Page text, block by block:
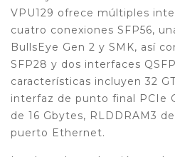
VPU129 ofrece múltiples
cuatro conexiones SFP56,
BullsEye Gen 2 y SMK, así
SFP28 y dos interfaces
características incluyen 32
interfaz de punto final PCIe
de 16 Gbytes, RLDDRAM3
puerto Ethernet.